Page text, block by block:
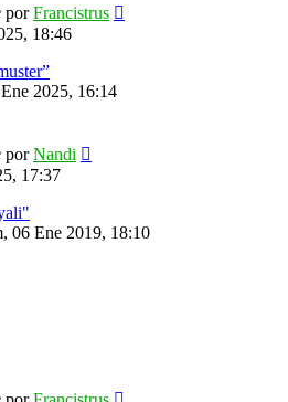
porFrancistrus
18:46
2025, 16:14
porNandi
17:37
06 Ene 2019, 18:10